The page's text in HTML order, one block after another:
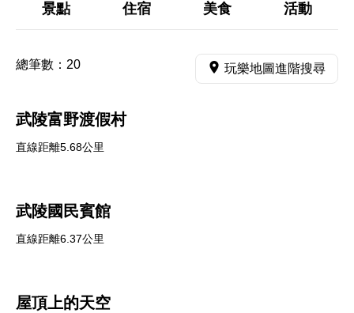
景點 住宿 美食 活動
總筆數： 20 玩樂地圖進階搜尋
武陵富野渡假村
直線距離5.68公里
武陵國民賓館
直線距離6.37公里
屋頂上的天空